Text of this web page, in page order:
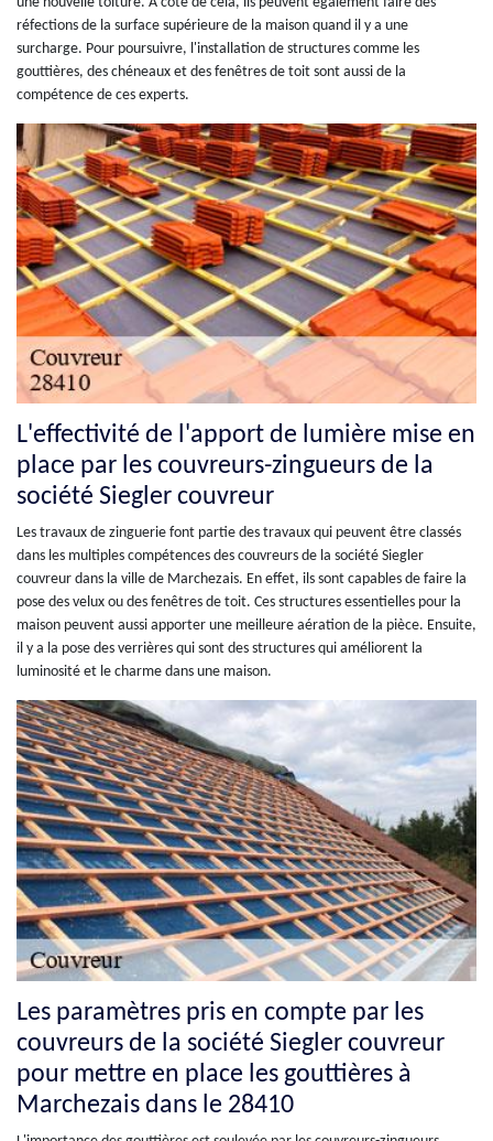
réfections de la surface supérieure de la maison quand il y a une
surcharge. Pour poursuivre, l'installation de structures comme les
gouttières, des chéneaux et des fenêtres de toit sont aussi de la
compétence de ces experts.
L'effectivité de l'apport de lumière mise en
place par les couvreurs-zingueurs de la
société Siegler couvreur
Les travaux de zinguerie font partie des travaux qui peuvent être classés
dans les multiples compétences des couvreurs de la société Siegler
couvreur dans la ville de Marchezais. En effet, ils sont capables de faire la
pose des velux ou des fenêtres de toit. Ces structures essentielles pour la
maison peuvent aussi apporter une meilleure aération de la pièce. Ensuite,
il y a la pose des verrières qui sont des structures qui améliorent la
luminosité et le charme dans une maison.
Les paramètres pris en compte par les
couvreurs de la société Siegler couvreur
pour mettre en place les gouttières à
Marchezais dans le 28410